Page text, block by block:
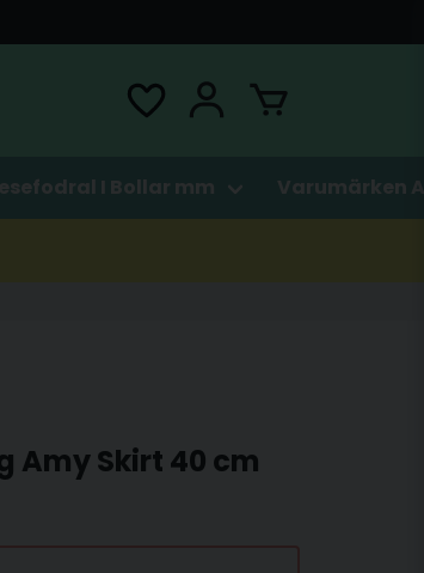
I Bollar mm Varumärken
Amy Skirt 40 cm